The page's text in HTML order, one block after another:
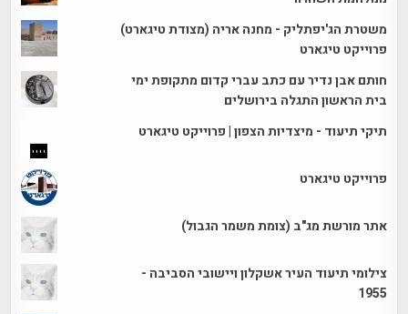
משטרת הג'יפתליק - מחנה אריה (מצודת טיגארט)
פרוייקט טיגארט
חותם אבן נדיר עם כתב עברי קדום מתקופת ימי
בית הראשון התגלה בירושלים
תיקי תיעוד - מיצדיות הצפון | פרוייקט טיגארט
פרוייקט טיגארט
אתר מורשת מג"ב (צומת משמר הגבול)
צילומי תיעוד העיר אשקלון ויישובי הסביבה -
1955